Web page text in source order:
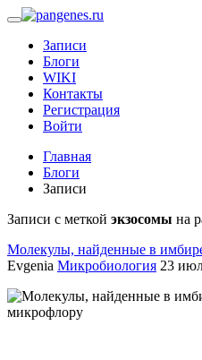
Записи
Блоги
WIKI
Контакты
Регистрация
Войти
Главная
Блоги
Записи
Записи с меткой экзосомы на
Молекулы, найденные в
Evgenia Микробиология 23